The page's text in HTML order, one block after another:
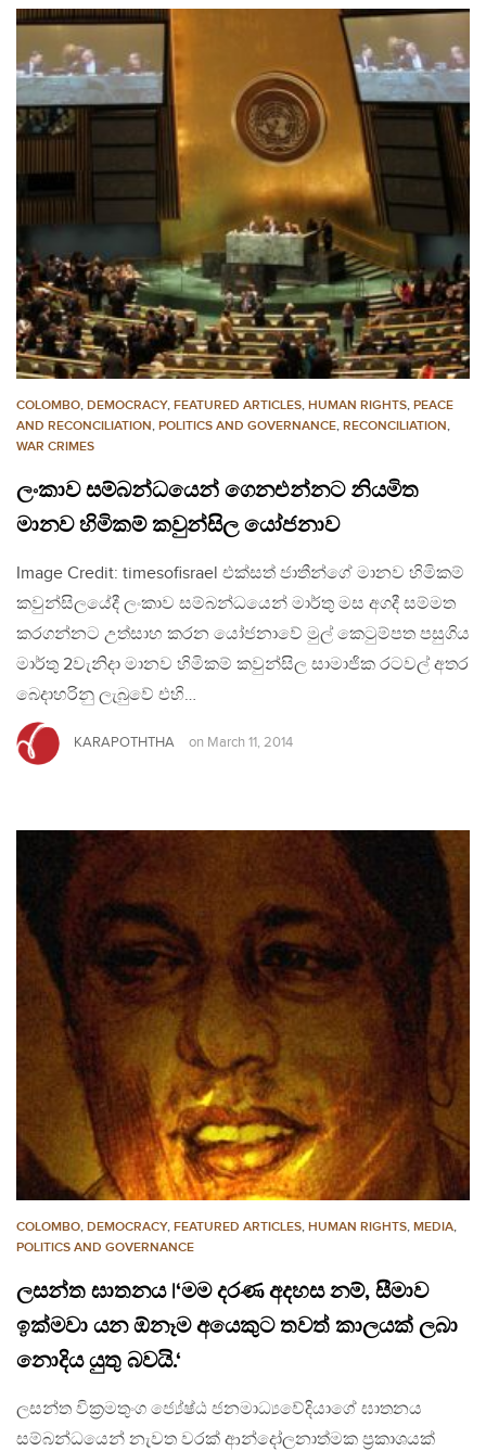
COLOMBO, DEMOCRACY, FEATURED ARTICLES, HUMAN RIGHTS, PEACE
AND RECONCILIATION, POLITICS AND GOVERNANCE, RECONCILIATION,
WAR CRIMES
ලංකාව සම්බන්ධයෙන් ගෙනඑන්නට නියමිත
මානව හිමිකම් කවුන්සිල යෝජනාව
Image Credit: timesofisrael එක්සත් ජාතීන්ගේ මානව හිමිකම්
කවුන්සිලයේදී ලංකාව සම්බන්ධයෙන් මාර්තු මස අගදී සම්මත
කරගන්නට උත්සාහ කරන යෝජනාවේ මුල් කෙටුම්පත පසුගිය
මාර්තු 2වැනිදා මානව හිමිකම් කවුන්සිල සාමාජික රටවල් අතර
බෙදාහරිනු ලැබුවේ එහි…
KARAPOTHTHA on March 11, 2014
COLOMBO, DEMOCRACY, FEATURED ARTICLES, HUMAN RIGHTS, MEDIA,
POLITICS AND GOVERNANCE
ලසන්ත ඝාතනය |‘මම දරණ අදහස නම්, සීමාව
ඉක්මවා යන ඕනෑම අයෙකුට තවත් කාලයක් ලබා
නොදිය යුතු බවයි.‘
ලසන්ත වික්‍රමතුංග ජ්‍යේෂ්ඨ ජනමාධ්‍යවේදියාගේ ඝාතනය
සම්බන්ධයෙන් නැවත වරක් ආන්දෝලනාත්මක ප්‍රකාශයක්